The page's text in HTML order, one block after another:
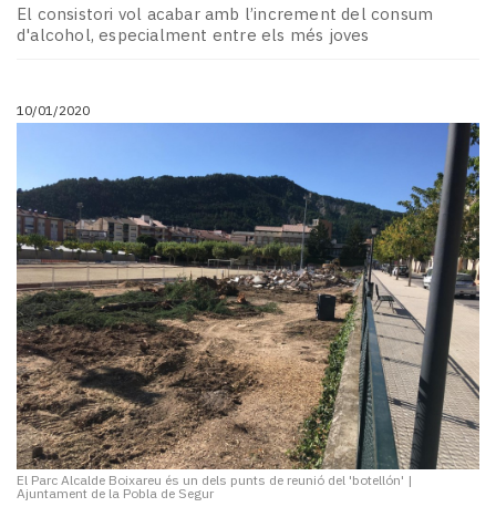
El consistori vol acabar amb l’increment del consum
d'alcohol, especialment entre els més joves
10/01/2020
El Parc Alcalde Boixareu és un dels punts de reunió del 'botellón' |
Ajuntament de la Pobla de Segur